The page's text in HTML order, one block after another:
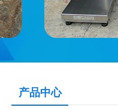
产品中心